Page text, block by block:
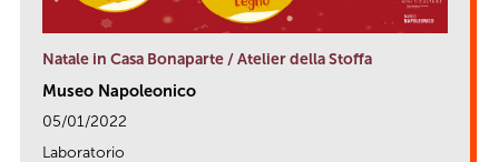
Natale in Casa Bonaparte / Atelier della Stoffa
Museo Napoleonico
05/01/2022
Laboratorio